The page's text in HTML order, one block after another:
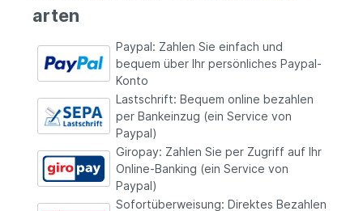
arten
Paypal: Zahlen Sie einfach und
bequem über Ihr persönliches Paypal-
Konto
Lastschrift: Bequem online bezahlen
per Bankeinzug (ein Service von
Paypal)
Giropay: Zahlen Sie per Zugriff auf Ihr
Online-Banking (ein Service von
Paypal)
Sofortüberweisung: Direktes Bezahlen